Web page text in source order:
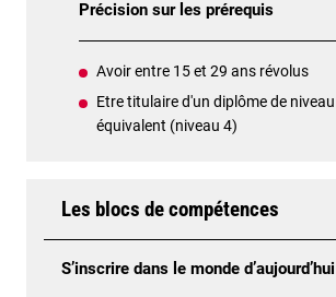
Précision sur les prérequis
Avoir entre 15 et 29 ans révolus
Etre titulaire d'un diplôme de
équivalent (niveau 4)
Les blocs de compétences
S’inscrire dans le monde d’aujourd’hui